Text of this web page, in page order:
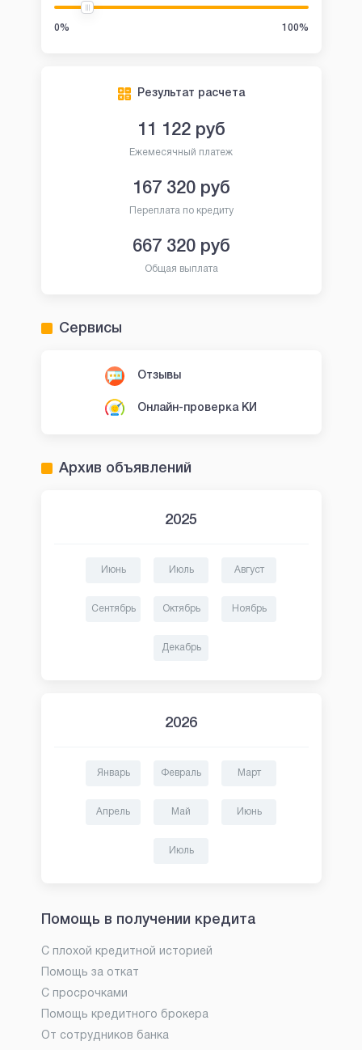
0% 100%
Результат расчета
11 122руб
Ежемесячный платеж
167 320руб
Переплата по кредиту
667 320руб
Общая выплата
Сервисы
Отзывы
Онлайн-проверка КИ
Архив объявлений
2025
Июнь Июль Август
Сентябрь Октябрь Ноябрь
Декабрь
2026
Январь Февраль Март
Апрель Май Июнь
Июль
Помощь в получении кредита
С плохой кредитной историей
Помощь за откат
С просрочками
Помощь кредитного брокера
От сотрудников банка